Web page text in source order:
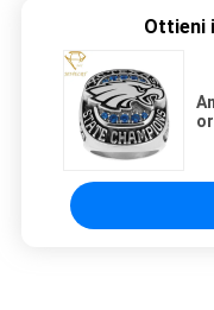
Ottieni